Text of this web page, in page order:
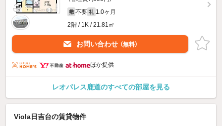
敷 不要 礼 1.0ヶ月
2階 / 1K / 21.81㎡
お問い合わせ （無料）
ほか提供
レオパレス鹿道のすべての部屋を見る
Viola日吉台の賃貸物件